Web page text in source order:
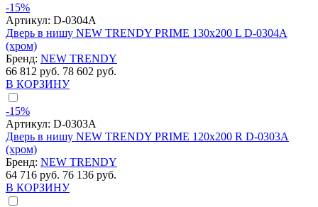
-15%
Артикул: D-0304A
Дверь в нишу NEW TRENDY PRIME 130x200 L D-0304A
(хром)
Бренд: NEW TRENDY
66 812 руб. 78 602 руб.
В КОРЗИНУ
-15%
Артикул: D-0303A
Дверь в нишу NEW TRENDY PRIME 120x200 R D-0303A
(хром)
Бренд: NEW TRENDY
64 716 руб. 76 136 руб.
В КОРЗИНУ